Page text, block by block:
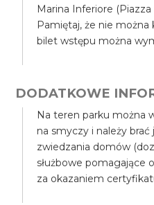
Marina Inferiore
Pamiętaj, że nie
bilet wstępu można
DODATKOWE
Na teren parku można
na smyczy i należy
zwiedzania domów
służbowe pomagające
za okazaniem